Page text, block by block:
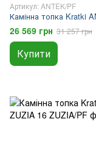
Артикул: ANTEK/PF
Камінна топка Kratki
26 569 грн 31 257 грн
Купити